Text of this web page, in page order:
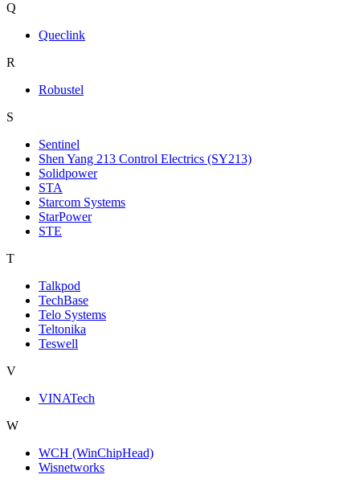
Q
Queclink
R
Robustel
S
Sentinel
Shen Yang 213 Control Electrics (SY213)
Solidpower
STA
Starcom Systems
StarPower
STE
T
Talkpod
TechBase
Telo Systems
Teltonika
Teswell
V
VINATech
W
WCH (WinChipHead)
Wisnetworks